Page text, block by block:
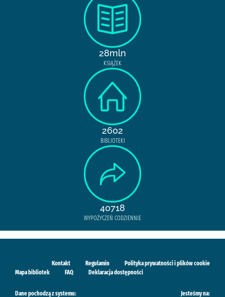
28mln
KSIĄŻEK
2602
BIBLIOTEKI
40718
WYPOŻYCZEŃ CODZIENNIE
Kontakt Regulamin
Polityka prywatności i plików cookie
Mapa bibliotek
FAQ Deklaracja dostępności
Dane pochodzą z systemu: Jesteśmy na: